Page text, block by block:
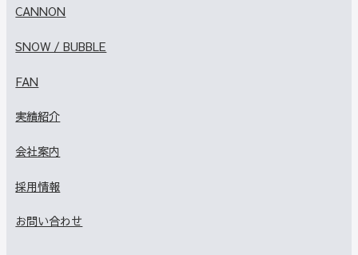
CANNON
SNOW / BUBBLE
FAN
実績紹介
会社案内
採用情報
お問い合わせ